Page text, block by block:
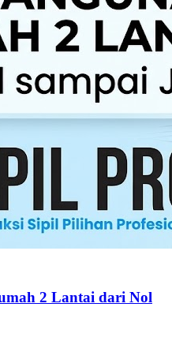
2 Lantai dari Nol